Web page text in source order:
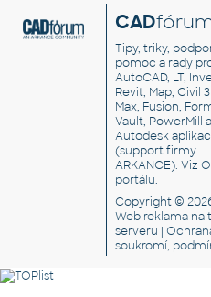
CAD
Tipy, triky,
pomoc a rady
AutoCAD, LT,
Revit, Map, Civil
Max, Fusion,
Vault, PowerMill
Autodesk
(support firmy
ARKANCE). VizO
portálu.
Copyright ©
Web reklama na
serveru |
soukromí,